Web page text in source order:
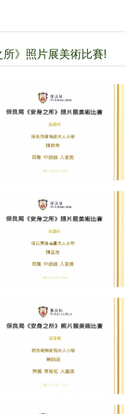
》照片展美術比賽!